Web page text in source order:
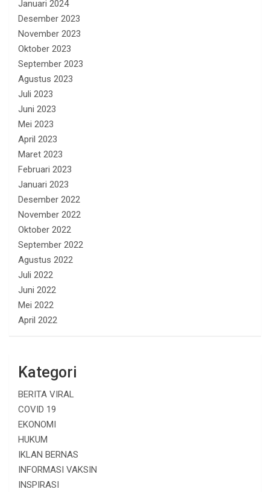
Januari 2024
Desember 2023
November 2023
Oktober 2023
September 2023
Agustus 2023
Juli 2023
Juni 2023
Mei 2023
April 2023
Maret 2023
Februari 2023
Januari 2023
Desember 2022
November 2022
Oktober 2022
September 2022
Agustus 2022
Juli 2022
Juni 2022
Mei 2022
April 2022
Kategori
BERITA VIRAL
COVID 19
EKONOMI
HUKUM
IKLAN BERNAS
INFORMASI VAKSIN
INSPIRASI